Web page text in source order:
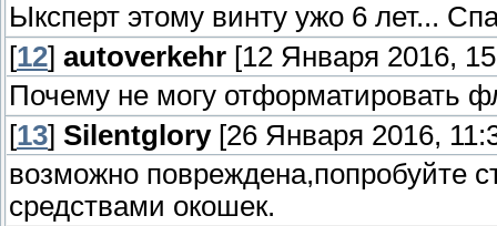
Ыксперт этому винту ужо 6 лет...
[12] autoverkehr [12 Января 2016,
Почему не могу отформатировать
[13] Silentglory[26 Января 2016,
возможно повреждена,попробуйте
средствами окошек.